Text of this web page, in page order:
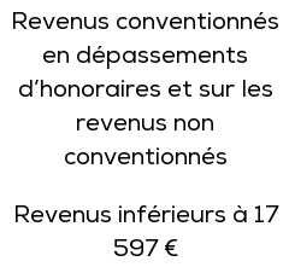
Revenus conventionnés
en dépassements
d’honoraires et sur les
revenus non
conventionnés
Revenus inférieurs à 17
597 €